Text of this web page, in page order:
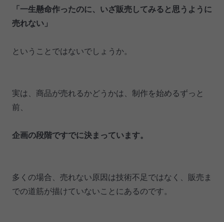
「一生懸命作ったのに、いざ販売してみると思うように
売れない」
ということではないでしょうか。
実は、商品が売れるかどうかは、制作を始めるずっと
前、
企画の段階ですでに決まっています。
多くの場合、売れない原因は技術不足ではなく、販売ま
での道筋が描けていないことにあるのです。